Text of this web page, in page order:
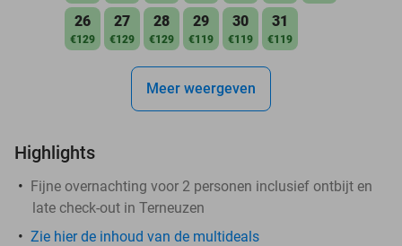
26
€129
27
€129
28
€129
29
€119
30
€119
31
€119
Meer weergeven
Highlights
Fijne overnachting voor 2 personen inclusief ontbijt en
late check-out in Terneuzen
Zie hier de inhoud van de multideals